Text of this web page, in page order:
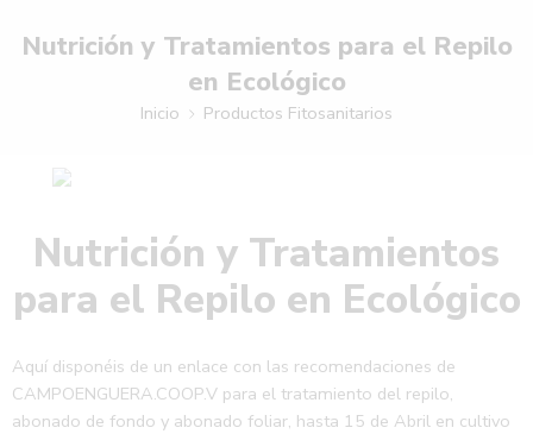
Nutrición y Tratamientos para el Repilo
en Ecológico
Inicio Productos Fitosanitarios
Nutrición y Tratamientos
para el Repilo en Ecológico
Aquí disponéis de un enlace con las recomendaciones de
CAMPOENGUERA.COOP.V para el tratamiento del repilo,
abonado de fondo y abonado foliar, hasta 15 de Abril en cultivo